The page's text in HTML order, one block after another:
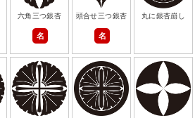
六角三つ銀杏
名
頭合せ三つ銀杏
名
丸に銀杏崩し